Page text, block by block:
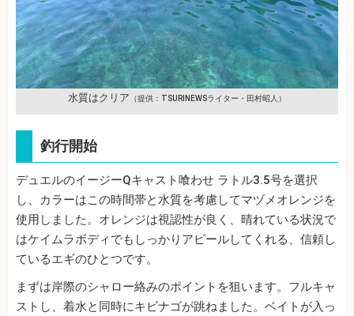
水質はクリア （提供：TSURINEWSライター・田村昭人）
釣行開始
デュエルのイージーQキャスト喰わせ ラトル3.5号を選択
し、カラーはこの時間帯と水質を考慮してマヅメオレンジを
使用しました。オレンジは視認性が良く、晴れている状況で
はケイムラボディでもしっかりアピールしてくれる、信頼し
ているエギのひとつです。
まずは岸際のシャロー絡みのポイントを狙います。フルキャ
ストし、着水と同時にキビナゴが跳ねました。ベイトが入っ